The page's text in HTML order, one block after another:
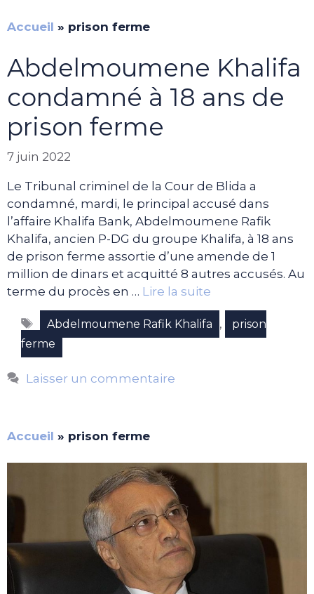
Accueil » prison ferme
Abdelmoumene Khalifa
condamné à 18 ans de
prison ferme
7 juin 2022
Le Tribunal criminel de la Cour de Blida a
condamné, mardi, le principal accusé dans
l’affaire Khalifa Bank, Abdelmoumene Rafik
Khalifa, ancien P-DG du groupe Khalifa, à 18 ans
de prison ferme assortie d’une amende de 1
million de dinars et acquitté 8 autres accusés. Au
terme du procès en … Lire la suite
Étiquettes
Abdelmoumene Rafik Khalifa ,
prison
ferme
Laisser un commentaire
Accueil » prison ferme